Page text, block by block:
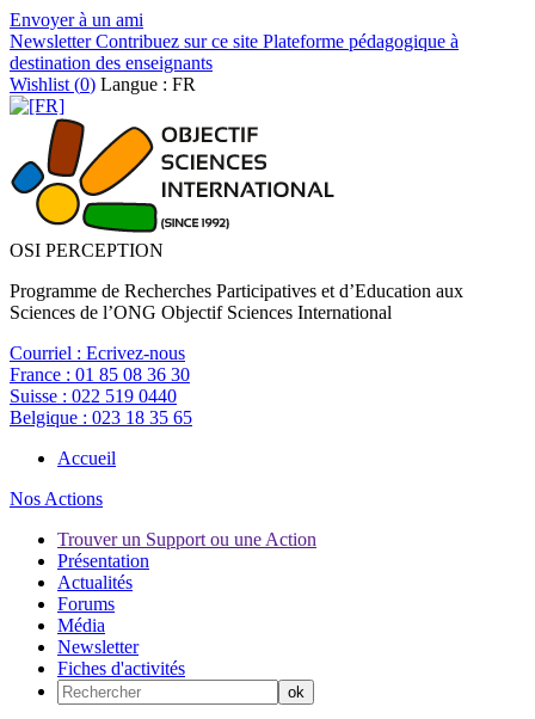
Envoyer à un ami
NewsletterContribuez sur ce site Plateforme pédagogique à
destination des enseignants
Wishlist (0) Langue : FR
OSI PERCEPTION
Programme de Recherches Participatives et d’Education aux
Sciences de l’ONG Objectif Sciences International
Courriel : Ecrivez-nous
France : 01 85 08 36 30
Suisse : 022 519 0440
Belgique : 023 18 35 65
Accueil
Nos Actions
Trouver un Support ou une Action
Présentation
Actualités
Forums
Média
Newsletter
Fiches d'activités